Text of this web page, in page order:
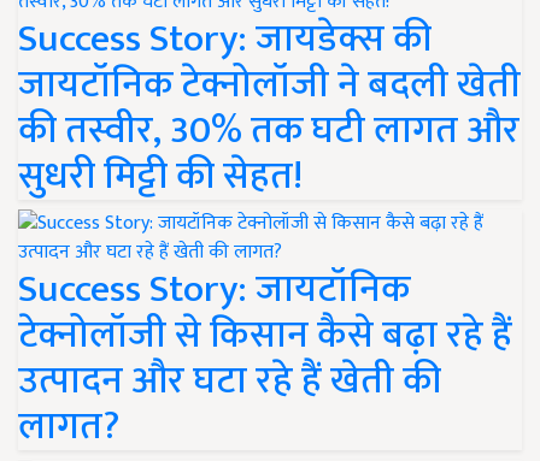
Success Story: जायडेक्स की
जायटॉनिक टेक्नोलॉजी ने बदली खेती
की तस्वीर, 30% तक घटी लागत और
सुधरी मिट्टी की सेहत!
Success Story: जायटॉनिक
टेक्नोलॉजी से किसान कैसे बढ़ा रहे हैं
उत्पादन और घटा रहे हैं खेती की
लागत?